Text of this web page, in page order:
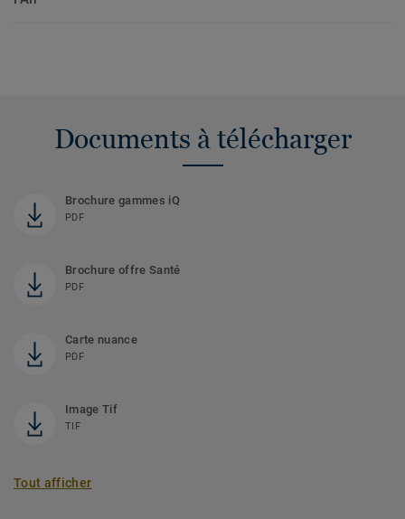
Documents à télécharger
Brochure gammes iQ
PDF
Brochure offre Santé
PDF
Carte nuance
PDF
Image Tif
TIF
Tout afficher